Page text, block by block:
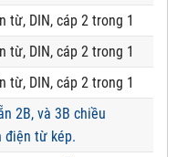
từ, DIN, cáp 2 trong 1
từ, DIN, cáp 2 trong 1
từ, DIN, cáp 2 trong 1
2B, và 3B chiều
điện từ kép.